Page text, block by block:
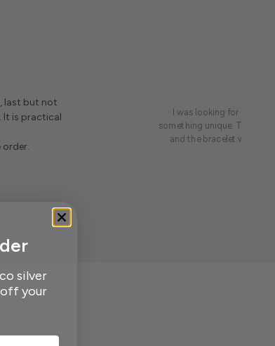
last but not
It is practical
order.
I was looking for a
something unique. This led
and the bracelet was
silver
off your